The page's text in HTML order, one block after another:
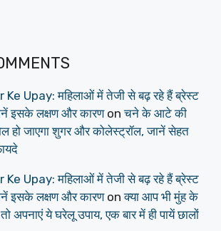
Upay: महिलाओं में तेजी से बढ़ रहे हैं ब्रेस्ट
इसके लक्षण और कारणonचने के आटे की
हो जाएगा शुगर और कोलेस्ट्रॉल, जानें सेहत
Upay: महिलाओं में तेजी से बढ़ रहे हैं ब्रेस्ट
इसके लक्षण और कारणonक्या आप भी मुंह के
अपनाएं ये घरेलू उपाय, एक बार में ही पायें छालों